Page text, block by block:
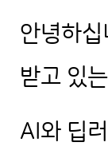
안녕하
받고 있
AI와 딥